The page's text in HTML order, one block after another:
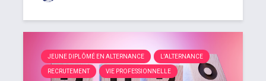
JEUNE DIPLÔMÉ EN ALTERNANCE L'ALTERNANCE
RECRUTEMENT VIE PROFESSIONNELLE